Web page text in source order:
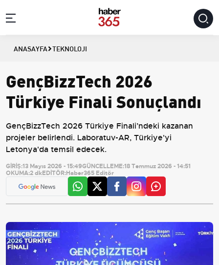
ANASAYFA TEKNOLOJI
GençBizzTech 2026
Türkiye Finali Sonuçlandı
GençBizzTech 2026 Türkiye Finali’ndeki kazanan
projeler belirlendi. Laboratuv-AR, Türkiye'yi
Letonya'da temsil edecek.
GİRİŞ:13 Mayıs 2026 - 15:49GÜNCELLEME:18 Temmuz 2026 - 14:51
OKUMA:2 dkEDİTÖR:Haber365 Editör